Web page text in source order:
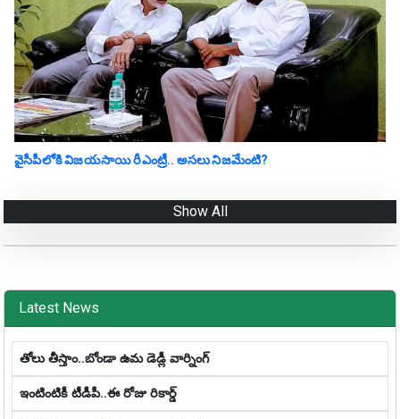
వైసీపీలోకి విజయసాయి రీఎంట్రీ.. అసలు నిజమేంటి?
Show All
Latest News
తోలు తీస్తాం..బోండా ఉమ డెడ్లీ వార్నింగ్
ఇంటింటికీ టీడీపీ..ఈ రోజు రికార్డ్